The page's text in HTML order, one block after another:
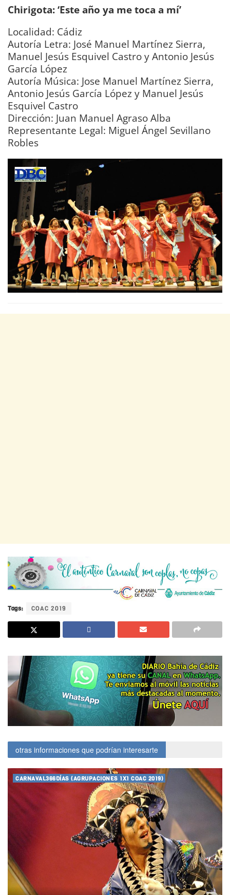
Chirigota:‘Este año ya me toca a mí’
Localidad: Cádiz
Autoría Letra: José Manuel Martínez Sierra,
Manuel Jesús Esquivel Castro y Antonio Jesús
García López
Autoría Música: Jose Manuel Martínez Sierra,
Antonio Jesús García López y Manuel Jesús
Esquivel Castro
Dirección: Juan Manuel Agraso Alba
Representante Legal: Miguel Ángel Sevillano
Robles
Tags: COAC 2019
otras informaciones que podrían interesarte
CARNAVAL366DÍAS (AGRUPACIONES 1X1 COAC 2019)